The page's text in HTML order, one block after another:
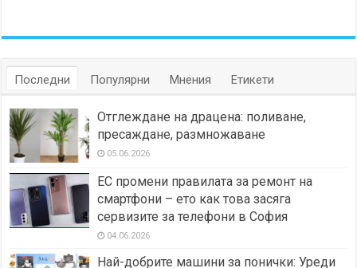
Последни Популярни Мнения Етикети
Отглеждане на драцена: поливане,
пресаждане, размножаване
05.06.2026
ЕС промени правилата за ремонт на
смартфони – ето как това засяга
сервизите за телефони в София
04.06.2026
Най-добрите машини за понички: Уреди